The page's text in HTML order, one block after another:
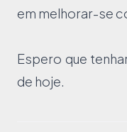
em melhorar-se
Espero que
de hoje.